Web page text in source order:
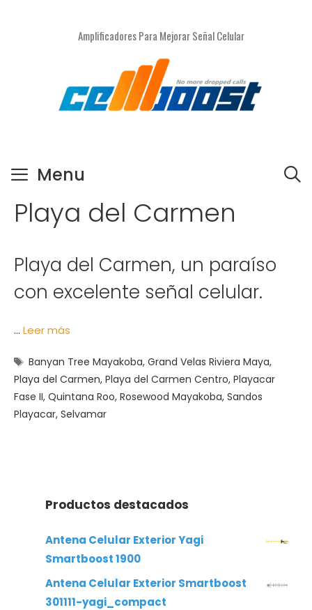
Amplificadores Para Mejorar Señal Celular
Menu
Playa del Carmen
Playa del Carmen, un paraíso
con excelente señal celular.
… Leer más
Etiquetas
Banyan Tree Mayakoba,Grand Velas Riviera Maya,
Playa del Carmen, Playa del Carmen Centro, Playacar
Fase II, Quintana Roo, Rosewood Mayakoba, Sandos
Playacar, Selvamar
Productos destacados
Antena Celular Exterior Yagi
Smartboost 1900
Antena Celular Exterior Smartboost
301111-yagi_compact